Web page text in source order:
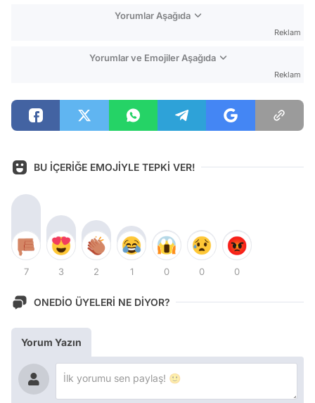
Yorumlar Aşağıda
Reklam
Yorumlar ve Emojiler Aşağıda
Reklam
BU İÇERİĞE EMOJİYLE TEPKİ VER!
7 3 2 1 0 0 0
ONEDİO ÜYELERİ NE DİYOR?
Yorum Yazın